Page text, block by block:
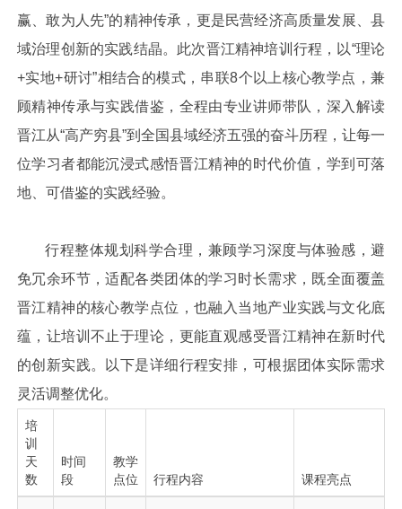
赢、敢为人先”的精神传承，更是民营经济高质量发展、县
域治理创新的实践结晶。此次晋江精神培训行程，以“理论
+实地+研讨”相结合的模式，串联8个以上核心教学点，兼
顾精神传承与实践借鉴，全程由专业讲师带队，深入解读
晋江从“高产穷县”到全国县域经济五强的奋斗历程，让每一
位学习者都能沉浸式感悟晋江精神的时代价值，学到可落
地、可借鉴的实践经验。
行程整体规划科学合理，兼顾学习深度与体验感，避
免冗余环节，适配各类团体的学习时长需求，既全面覆盖
晋江精神的核心教学点位，也融入当地产业实践与文化底
蕴，让培训不止于理论，更能直观感受晋江精神在新时代
的创新实践。以下是详细行程安排，可根据团体实际需求
灵活调整优化。
培
训
天
数
时间
段
教学
点位
行程内容 课程亮点